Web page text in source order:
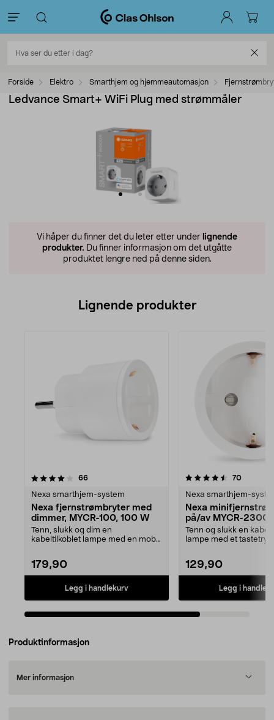
Forside Elektro Smarthjem og hjemmeautomasjon
Ledvance Smart+ WiFi Plug med strømmåler
Vi håper du finner det du leter etter under lignende
produkter. Du finner informasjon om det utgåtte
produktet lengre ned på denne siden.
Lignende produkter
66anmeldelser
Nexa smarthjem-system
Nexa fjernstrømbryter med
dimmer, MYCR-100, 100 W
Tenn, slukk og dim en
kabeltilkoblet lampe med en mobil
179,90
Legg i handlekurv
4.5av 5 stjerner 70
Nexa smarthjem-
Nexa
på/av MYCR-2300
Tenn og slukk en
lampe med et
129,90
Legg i
Produktinformasjon
Mer informasjon